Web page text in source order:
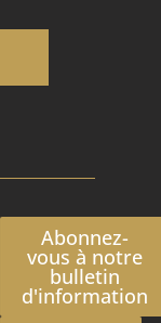
Abonnez-
vous à notre
bulletin
d'information